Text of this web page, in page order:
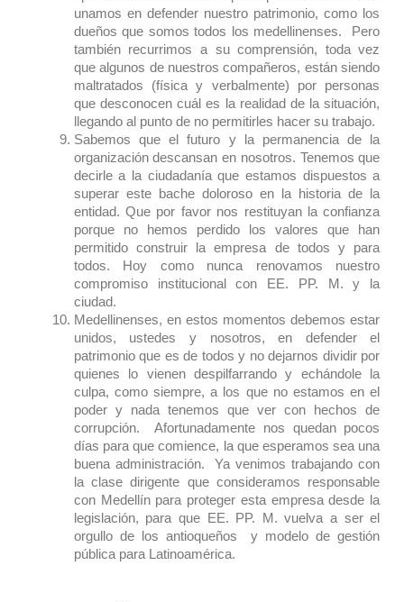
unamos en defender nuestro patrimonio, como los
dueños que somos todos los medellinenses. Pero
también recurrimos a su comprensión, toda vez
que algunos de nuestros compañeros, están siendo
maltratados (física y verbalmente) por personas
que desconocen cuál es la realidad de la situación,
llegando al punto de no permitirles hacer su trabajo.
Sabemos que el futuro y la permanencia de la
organización descansan en nosotros. Tenemos que
decirle a la ciudadanía que estamos dispuestos a
superar este bache doloroso en la historia de la
entidad. Que por favor nos restituyan la confianza
porque no hemos perdido los valores que han
permitido construir la empresa de todos y para
todos. Hoy como nunca renovamos nuestro
compromiso institucional con EE. PP. M. y la
ciudad.
Medellinenses, en estos momentos debemos estar
unidos, ustedes y nosotros, en defender el
patrimonio que es de todos y no dejarnos dividir por
quienes lo vienen despilfarrando y echándole la
culpa, como siempre, a los que no estamos en el
poder y nada tenemos que ver con hechos de
corrupción. Afortunadamente nos quedan pocos
días para que comience, la que esperamos sea una
buena administración. Ya venimos trabajando con
la clase dirigente que consideramos responsable
con Medellín para proteger esta empresa desde la
legislación, para que EE. PP. M. vuelva a ser el
orgullo de los antioqueños y modelo de gestión
pública para Latinoamérica.